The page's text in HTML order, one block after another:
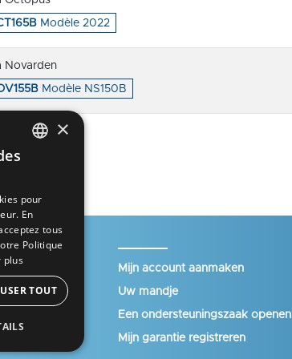
Modèle 2022
Novarden
Modèle NS150B
London
Mijn account aanmaken
Uw mandje
Een ondersteuningszaak openen
Mijn garantie registreren
FRENCH
SPANISH
ITALIAN
GERMAN
×
pour
En
tous
Politique
plus
TOUT